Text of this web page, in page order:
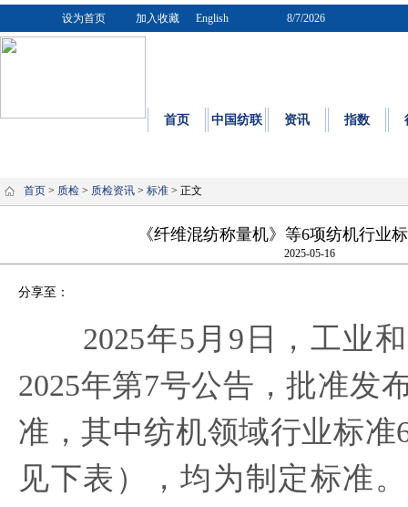
设为首页 加入收藏 English 8/7/2026
首页 中国纺联 资讯 指数
首页 > 质检 > 质检资讯 > 标准 > 正文
《纤维混纺称量机》等6项纺机行业
2025-05-16
分享至：
2025年5月9日，工业和
2025年第7号公告，批准发
准，其中纺机领域行业标准
见下表），均为制定标准